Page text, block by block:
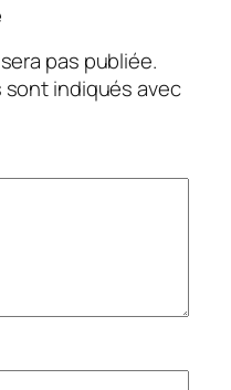
pas publiée.
indiqués avec